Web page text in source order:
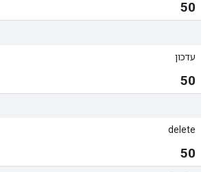
50
עדכון
50
delete
50